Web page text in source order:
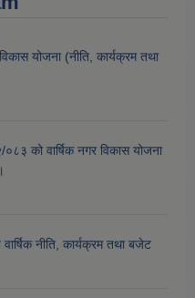
योजना (नीति, कार्यक्रम तथा
०८३ को वार्षिक नगर विकास योजना
नीति, कार्यक्रम तथा बजेट